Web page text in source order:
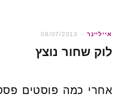
אייליינר 08/07/2013
לוק שחור נוצץ
אחרי כמה פוסטים